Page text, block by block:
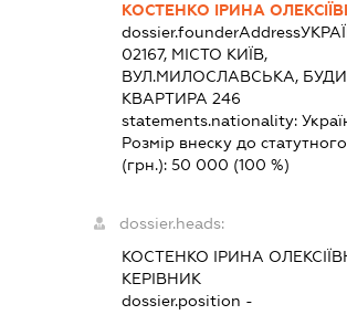
КОСТЕНКО ІРИНА
dossier.founderAddress
02167, МІСТО КИЇВ,
ВУЛ.МИЛОСЛАВСЬКА,
КВАРТИРА 246
statements.nationality:
Розмір внеску до
(грн.):50 000 (100 %)
dossier.heads:
КОСТЕНКО ІРИНА
КЕРІВНИК
dossier.position -